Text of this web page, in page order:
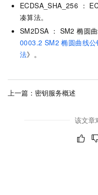
ECDSA_SHA_256 ：
凑算法。
SM2DSA ： SM2 椭圆
0003.2 SM2 椭圆曲线
法》。
上一篇： 密钥服务概述
该文章